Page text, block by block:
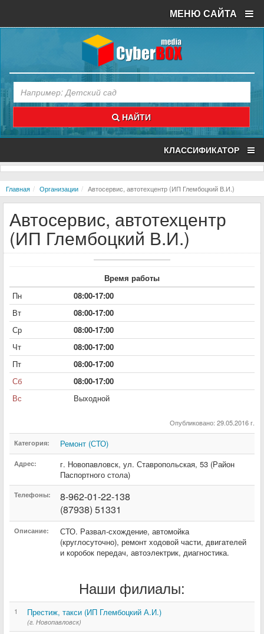
МЕНЮ САЙТА
НАЙТИ
КЛАССИФИКАТОР
Главная Организации Автосервис, автотехцентр (ИП Глембоцкий В.И.)
Автосервис, автотехцентр
(ИП Глембоцкий В.И.)
Время работы
Пн
08:00-17:00
Вт
08:00-17:00
Ср
08:00-17:00
Чт
08:00-17:00
Пт
08:00-17:00
Сб
08:00-17:00
Вс
Выходной
Опубликовано: 29.05.2016 г.
Категория: Ремонт (СТО)
Адрес: г. Новопавловск, ул. Ставропольская, 53 (Район
Паспортного стола)
Телефоны:
8-962-01-22-138
(87938) 51331
Описание:
СТО. Развал-схождение, автомойка
(круглосуточно), ремонт ходовой части, двигателей
и коробок передач, автоэлектрик, диагностика.
Наши филиалы:
1 Престиж, такси (ИП Глембоцкий А.И.)
(г. Новопавловск)